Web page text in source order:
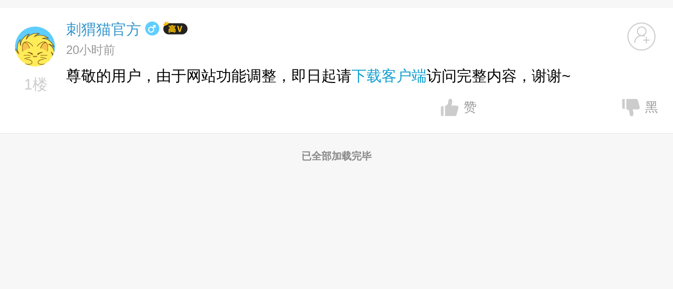
1楼
刺猬猫官方
20小时前
尊敬的用户，由于网站功能调整，即日起请下载客户端访问完整内容，谢谢~
赞 黑
已全部加载完毕